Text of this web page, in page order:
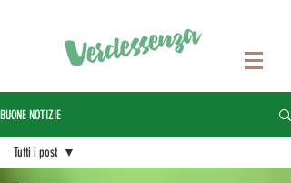
BUONE NOTIZIE
Tutti i post